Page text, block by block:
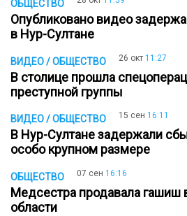
ОБЩЕСТВО
Опубликовано видео
в Нур-Султане
ВИДЕО / ОБЩЕСТВО 26 окт 11:27
В столице прошла
преступной группы
ВИДЕО / ОБЩЕСТВО 15 сен 16:11
В Нур-Султане задержали
особо крупном размере
ОБЩЕСТВО 07 сен 16:16
Медсестра продавала гашиш
области